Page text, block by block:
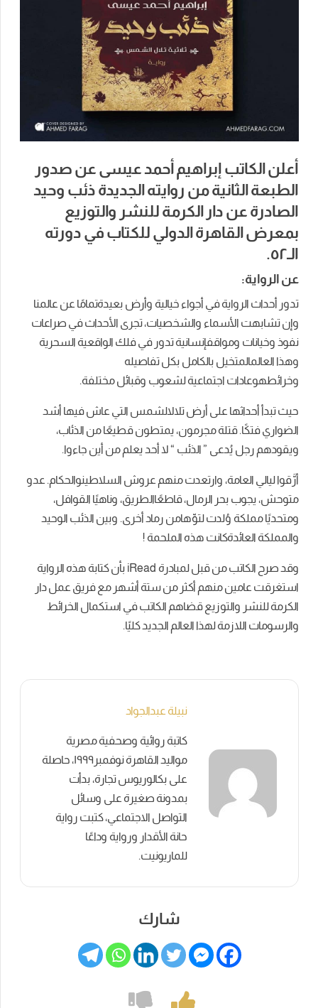
أعلن الكاتب إبراهيم أحمد عيسى عن صدور
الطبعة الثانية من روايته الجديدة ذئب وحيد
الصادرة عن دار الكرمة للنشر والتوزيع
بمعرض القاهرة الدولي للكتاب في دورته
الـ٥٢.
عن الرواية:
تدور أحداث الروايةفي أجواء خيالية وأرض بعيدةتمامًا عن عالمنا
وإنتشابهت الأسماء والشخصيات، تجرى الأحداث في صراعات
نفوذ وخيانات ومواقفإنسانيةتدور فيفلك الواقعية السحرية
وهذا العالمالمتخيل بالكامل بكلتفاصيله
وخرائطهوعادات اجتماعيةلشعوب وقبائلمختلفة.
حيث تبدأ أحداثها على أرضتلالالشمس التي عاشفيها أشد
الضواريفتكًا.قتلةمجرمون،يمتطونقطيعًامن الذئاب،
ويقودهم رجل يُدعى ” الذئب “لا أحد يعلم من أين جاءوا.
أرَّقواليالي العامة، وارتعدتمنهم عروش السلاطينوالحكام. عدو
متوحش،يجوب بحر الرمال،قاطعًاالطريق، وناهيًا القوافل،
ومتحديًامملكة وُلدتلتوِّهامن رماد أخرى. وبين الذئب الوحيد
والمملكة العائدةكانت هذه الملحمة !
وقد صرح الكاتب من قبل لمبادرة iRead بأن كتابة هذه الرواية
استغرقت عامين منهم أكثر من ستة أشهر مع فريق عمل دار
الكرمة للنشر والتوزيع قضاهم الكاتب في استكمال الخرائط
والرسومات اللازمة لهذا العالم الجديد كليًا.
نبيلة عبدالجواد
كاتبة روائية وصحفية مصرية
مواليد القاهرة نوفمبر١٩٩٩، حاصلة
على بكالوريوس تجارة، بدأت
بمدونة صغيرة على وسائل
التواصل الاجتماعي، كتبت رواية
حانة الأقدار ورواية وداعًا
للماريونيت.
شارك